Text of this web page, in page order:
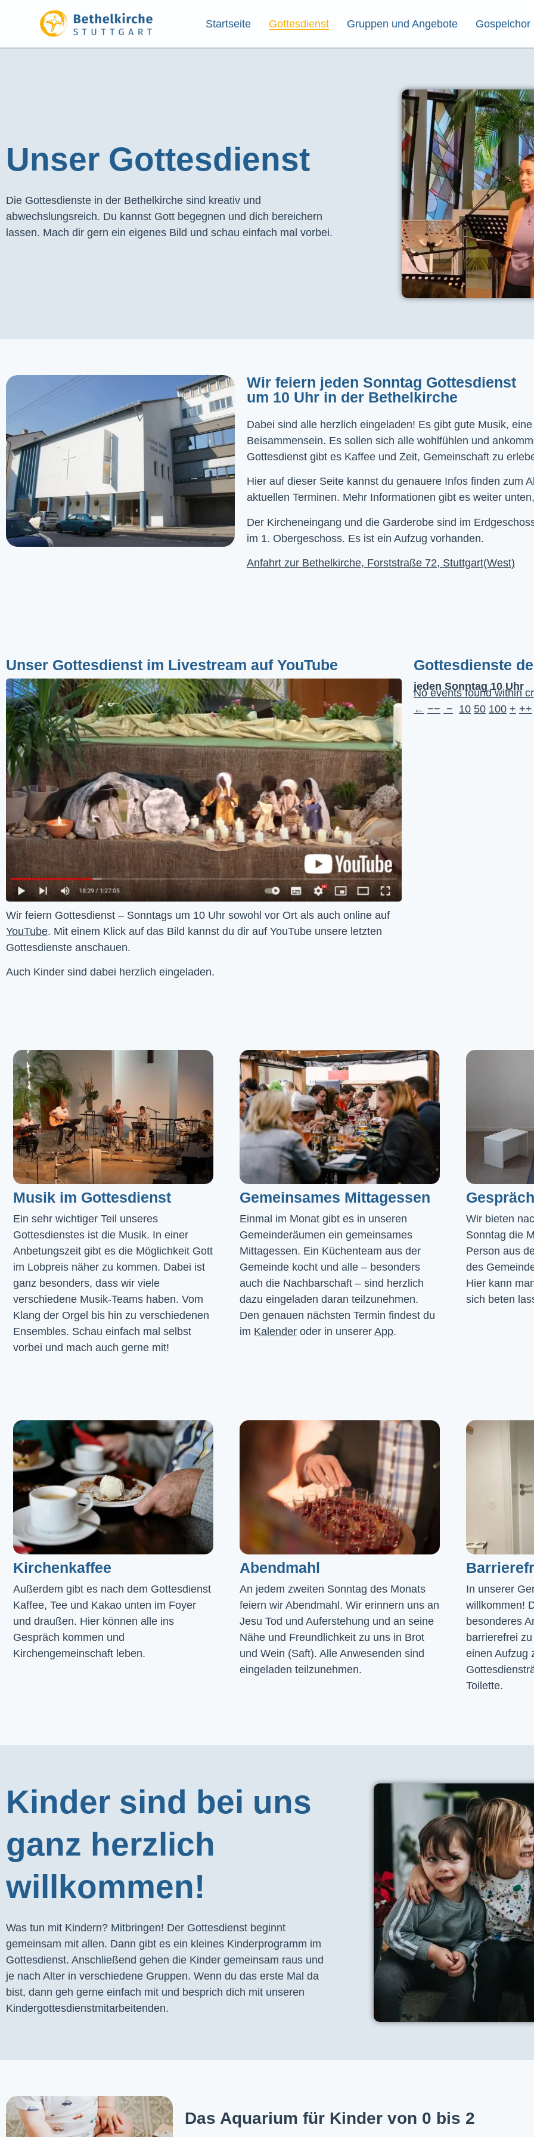
Startseite Gottesdienst Gruppen und Angebote Gospelchor
Unser Gottesdienst​
Die Gottesdienste in der Bethelkirche sind kreativ und
abwechslungsreich. Du kannst Gott begegnen und dich bereichern
lassen. Mach dir gern ein eigenes Bild und schau einfach mal vorbei.
Wir feiern jeden Sonntag Gottesdienst
um 10 Uhr in der Bethelkirche
Dabei sind alle herzlich eingeladen! Es gibt gute Musik,
Beisammensein. Es sollen sich alle wohlfühlen und
Gottesdienst gibt es Kaffee und Zeit, Gemeinschaft zu
Hier auf dieser Seite kannst du genauere Infos finden zum
aktuellen Terminen. Mehr Informationen gibt es weiter
Der Kircheneingang und die Garderobe sind im
im 1. Obergeschoss. Es ist ein Aufzug vorhanden.
Anfahrt zur Bethelkirche, Forststraße 72, Stuttgart(West)
Unser Gottesdienst im Livestream auf YouTube
YouTube. Mit einem Klick auf das Bild kannst du dir auf YouTube unsere letzten
Gottesdienste anschauen.
Auch Kinder sind dabei herzlich eingeladen.
Gottesdienste
jeden Sonntag 10 Uhr
No events found within
← −− − 10 50 100 + ++
Musik im Gottesdienst​
Ein sehr wichtiger Teil unseres
Gottesdienstes ist die Musik. In einer
Anbetungszeit gibt es die Möglichkeit Gott
im Lobpreis näher zu kommen. Dabei ist
ganz besonders, dass wir viele
verschiedene Musik-Teams haben. Vom
Klang der Orgel bis hin zu verschiedenen
Ensembles. Schau einfach mal selbst
vorbei und mach auch gerne mit!
Gemeinsames Mittagessen
Einmal im Monat gibt es in unseren
Gemeinderäumen ein gemeinsames
Mittagessen. Ein Küchenteam aus der
Gemeinde kocht und alle – besonders
auch die Nachbarschaft – sind herzlich
dazu eingeladen daran teilzunehmen.
Den genauen nächsten Termin findest du
im Kalender oder in unserer App.
Wir bieten
Sonntag die
Person aus
des
Hier kann
sich beten
Kirchenkaffee
Außerdem gibt es nach dem Gottesdienst
Kaffee, Tee und Kakao unten im Foyer
und draußen. Hier können alle ins
Gespräch kommen und
Kirchengemeinschaft leben.
Abendmahl​
An jedem zweiten Sonntag des Monats
feiern wir Abendmahl. Wir erinnern uns an
Jesu Tod und Auferstehung und an seine
Nähe und Freundlichkeit zu uns in Brot
und Wein (Saft). Alle Anwesenden sind
eingeladen teilzunehmen.
In unserer
willkommen!
besonderes
barrierefrei
einen Aufzug
Toilette.
Kinder sind bei uns
ganz herzlich
willkommen!
Was tun mit Kindern? Mitbringen! Der Gottesdienst beginnt
gemeinsam mit allen. Dann gibt es ein kleines Kinderprogramm im
Gottesdienst. Anschließend gehen die Kinder gemeinsam raus und
je nach Alter in verschiedene Gruppen. Wenn du das erste Mal da
bist, dann geh gerne einfach mit und besprich dich mit unseren
Kindergottesdienstmitarbeitenden.
Das Aquarium für Kinder von 0 bis 2